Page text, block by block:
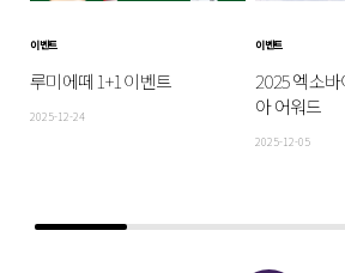
이벤트
루미에떼 1+1 이벤트
2025-12-24
이벤트
2025 엑소
아 어워드
2025-12-05